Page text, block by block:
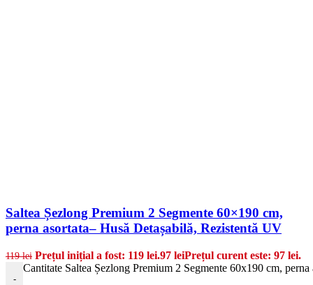
Saltea Șezlong Premium 2 Segmente 60×190 cm,
perna asortata– Husă Detașabilă, Rezistentă UV
119lei Prețul inițial a fost: 119 lei.97 leiPrețul curent este: 97 lei.
-
Cantitate Saltea Șezlong Premium 2 Segmente 60x190 cm,